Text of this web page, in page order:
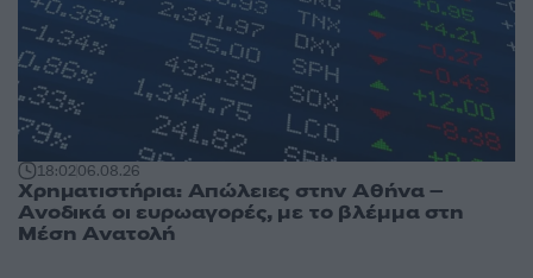
18:0206.08.26
Χρηματιστήρια: Απώλειες στην Αθήνα –
Ανοδικά οι ευρωαγορές, με το βλέμμα στη
Μέση Ανατολή